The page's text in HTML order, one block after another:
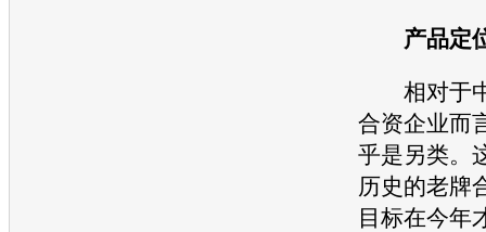
产品定位
相对于中
合资企业而
乎是另类。
历史的老牌
目标在今年